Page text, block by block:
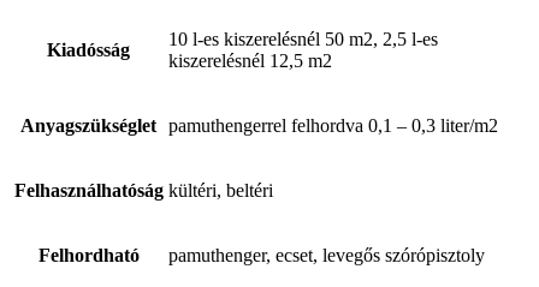
Kiadósság
10 l-es kiszerelésnél 50 m2, 2,5 l-es
kiszerelésnél 12,5 m2
Anyagszükséglet pamuthengerrel felhordva 0,1 – 0,3 liter/m2
Felhasználhatóság kültéri, beltéri
Felhordható pamuthenger, ecset, levegős szórópisztoly